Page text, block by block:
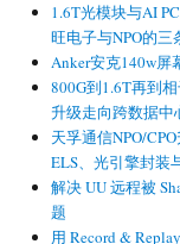
1.6T光模块与AI
旺电子与NPO的三
Anker安克140w屏
800G到1.6T再到
升级走向跨数据中
天孚通信NPO/CPO
ELS、光引擎封装
解决 UU 远程被
题
用 Record &